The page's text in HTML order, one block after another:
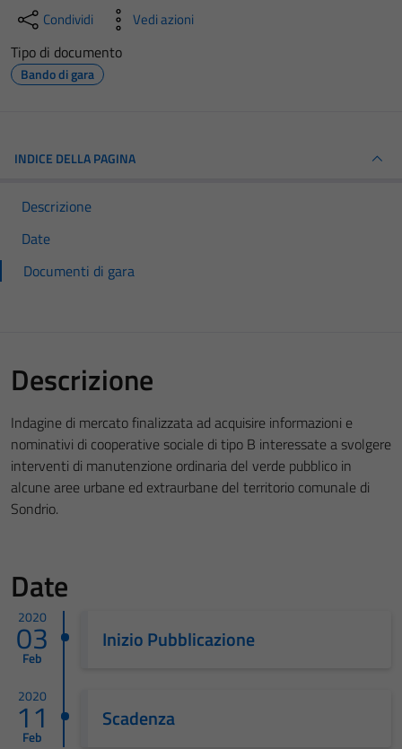
Condividi Vedi azioni
Tipo di documento
Bando di gara
INDICE DELLA PAGINA
Descrizione
Date
Documenti di gara
Descrizione
Indagine di mercato finalizzata ad acquisire informazioni e
nominativi di cooperative sociale di tipo B interessate a svolgere
interventi di manutenzione ordinaria del verde pubblico in
alcune aree urbane ed extraurbane del territorio comunale di
Sondrio.
Date
2020
03
Feb
Inizio Pubblicazione
2020
11
Feb
Scadenza